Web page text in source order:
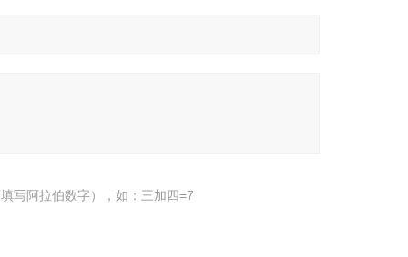
写阿拉伯数字），如：三加四=7